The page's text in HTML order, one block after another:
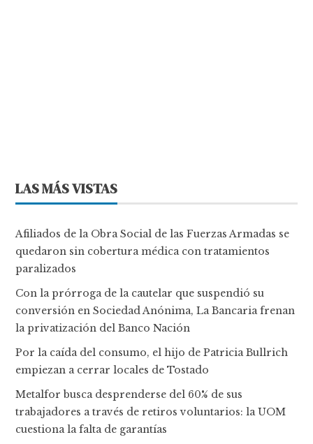
LAS MÁS VISTAS
Afiliados de la Obra Social de las Fuerzas Armadas se
quedaron sin cobertura médica con tratamientos
paralizados
Con la prórroga de la cautelar que suspendió su
conversión en Sociedad Anónima, La Bancaria frenan
la privatización del Banco Nación
Por la caída del consumo, el hijo de Patricia Bullrich
empiezan a cerrar locales de Tostado
Metalfor busca desprenderse del 60% de sus
trabajadores a través de retiros voluntarios: la UOM
cuestiona la falta de garantías